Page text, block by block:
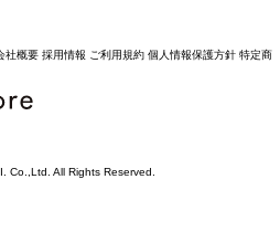
社概要 採用情報 ご利用規約 個人情報保護方針 特定商
Co.,Ltd. All Rights Reserved.